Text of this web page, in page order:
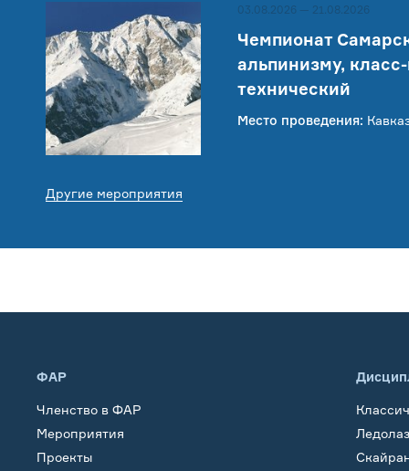
03.08.2026 — 21.08.2026
Чемпионат
альпинизму,
технический
Место проведения:
Другие мероприятия
ФАР
Членство в ФАР
Мероприятия
Проекты